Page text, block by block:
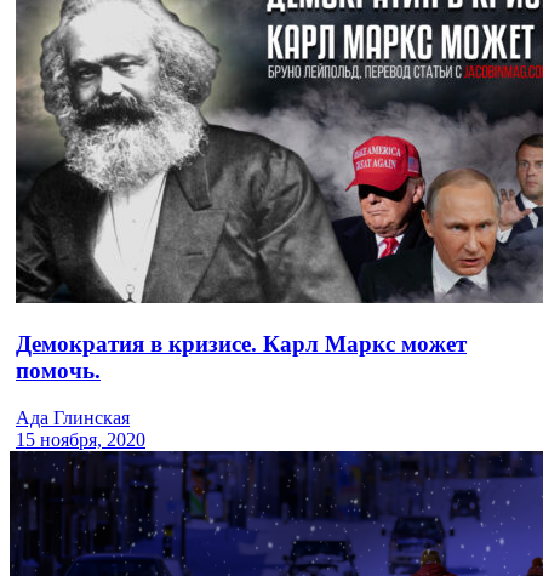
Демократия в кризисе. Карл Маркс может
помочь.
Ада Глинская
15 ноября, 2020